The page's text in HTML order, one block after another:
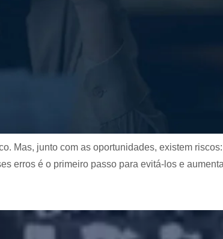
Mas, junto com as oportunidades, existem
erros é o primeiro passo para evitá-los e